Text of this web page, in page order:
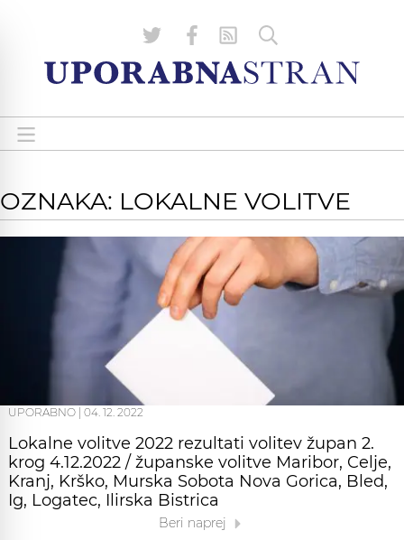
OZNAKA: LOKALNE VOLITVE
UPORABNO 04. 12. 2022
Lokalne volitve 2022 rezultati volitev župan 2.
krog 4.12.2022 / županske volitve Maribor, Celje,
Kranj, Krško, Murska Sobota Nova Gorica, Bled,
Ig, Logatec, Ilirska Bistrica
Beri naprej